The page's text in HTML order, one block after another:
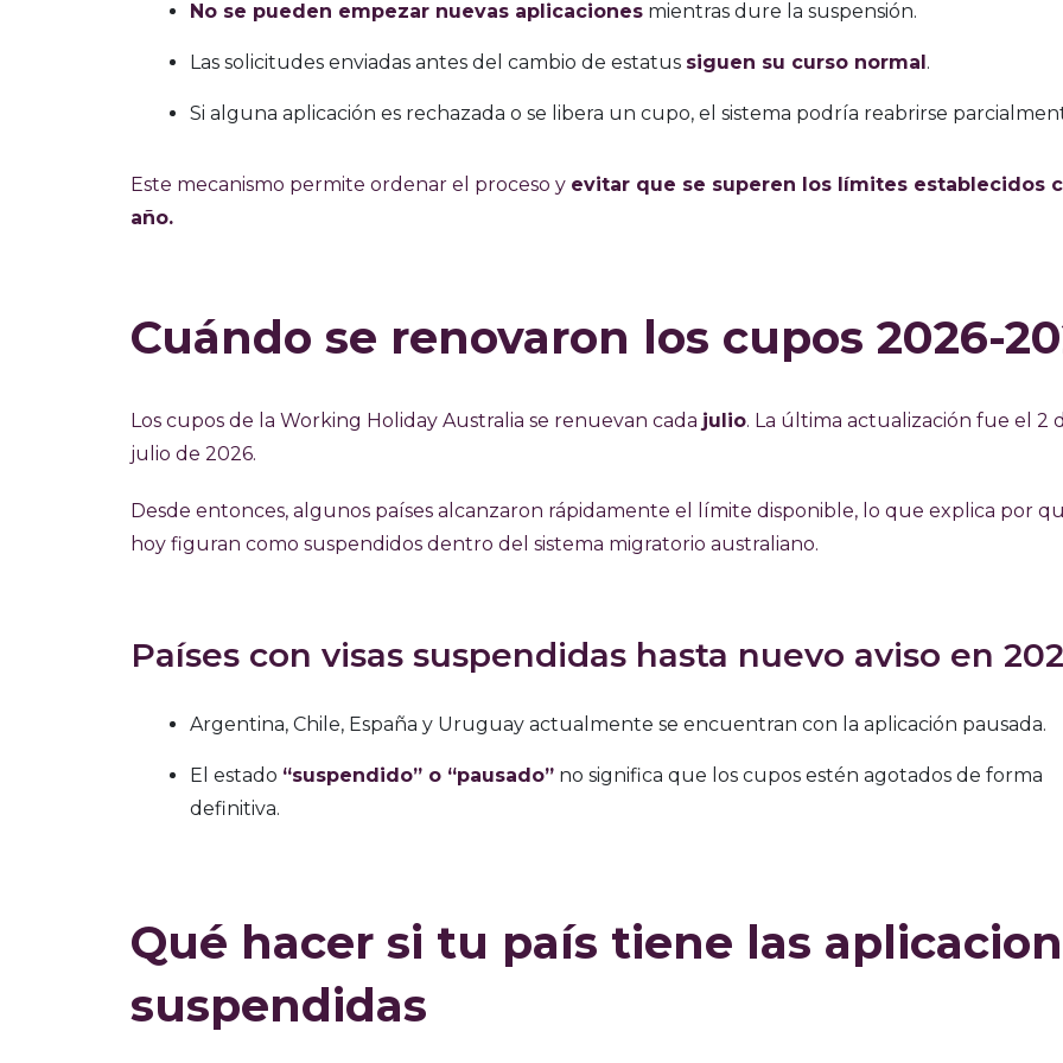
No se pueden empezar nuevas aplicaciones mientras dure la suspensión.
Las solicitudes enviadas antes del cambio de estatus siguen su curso normal.
Si alguna aplicación es rechazada o se libera un cupo, el sistema podría reabrirse
Este mecanismo permite ordenar el proceso y evitar que se superen los límites establecidos
año.
Cuándo se renovaron los cupos 2026-
Los cupos de la Working Holiday Australia se renuevan cada julio. La última actualización fue el 2
julio de 2026.
Desde entonces, algunos países alcanzaron rápidamente el límite disponible, lo que explica por
hoy figuran como suspendidos dentro del sistema migratorio australiano.
Países con visas suspendidas hasta nuevo aviso en
Argentina, Chile, España y Uruguay actualmente se encuentran con la aplicación pausada.
El estado “suspendido” o “pausado” no significa que los cupos estén agotados de forma
definitiva.
Qué hacer si tu país tiene las
suspendidas